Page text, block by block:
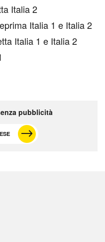
Italia 2
Italia 1 e Italia 2
Italia 1 e Italia 2
pubblicità